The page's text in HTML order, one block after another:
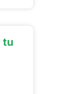
tu